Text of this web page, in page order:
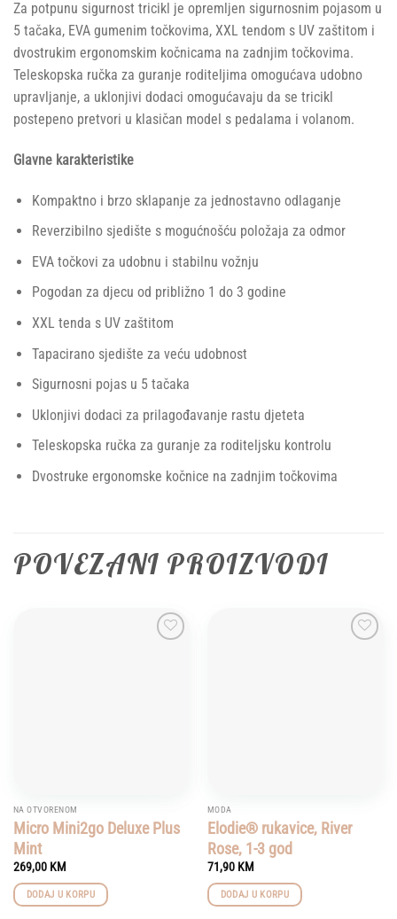
Za potpunu sigurnost tricikl je opremljen sigurnosnim pojasom u
5 tačaka, EVA gumenim točkovima, XXL tendom s UV zaštitom i
dvostrukim ergonomskim kočnicama na zadnjim točkovima.
Teleskopska ručka za guranje roditeljima omogućava udobno
upravljanje, a uklonjivi dodaci omogućavaju da se tricikl
postepeno pretvori u klasičan model s pedalama i volanom.
Glavne karakteristike
Kompaktno i brzo sklapanje za jednostavno odlaganje
Reverzibilno sjedište s mogućnošću položaja za odmor
EVA točkovi za udobnu i stabilnu vožnju
Pogodan za djecu od približno 1 do 3 godine
XXL tenda s UV zaštitom
Tapacirano sjedište za veću udobnost
Sigurnosni pojas u 5 tačaka
Uklonjivi dodaci za prilagođavanje rastu djeteta
Teleskopska ručka za guranje za roditeljsku kontrolu
Dvostruke ergonomske kočnice na zadnjim točkovima
POVEZANI PROIZVODI
NA OTVORENOM
Micro Mini2go Deluxe Plus
Mint
269,00 KM
DODAJ U KORPU
MODA
Elodie® rukavice, River
Rose, 1-3 god
71,90 KM
DODAJ U KORPU